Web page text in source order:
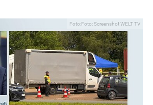
Foto:Foto: Screenshot WELT TV